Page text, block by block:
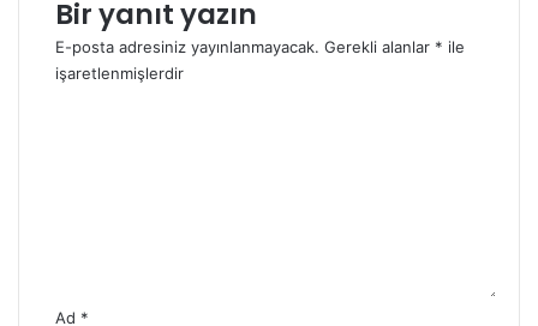
Bir yanıt yazın
E-posta adresiniz yayınlanmayacak. Gerekli alanlar * ile
işaretlenmişlerdir
Ad *